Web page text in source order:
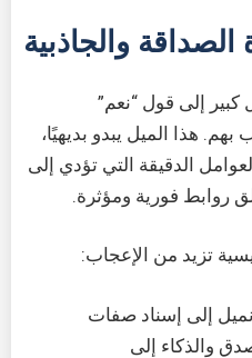
والجاذبية
إلى قول “نعم”
هذا الميل يبدو بديهيًا،
الدقيقة التي تؤدي إلى
روابط فورية ومؤثرة.
تزيد من الإعجاب:
إلى إسناد صفات
والذكاء إلى